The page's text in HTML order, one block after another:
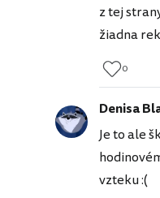
z tej
žiadna
0
Denisa
Je to ale
vzteku :(